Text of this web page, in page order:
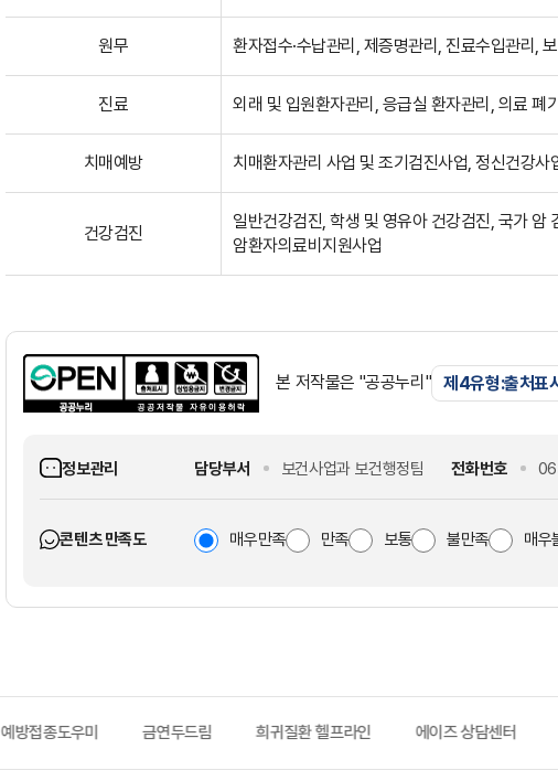
원무 환자접수·수납관리, 제증명관리, 진료수입관리,
진료 외래 및 입원환자관리, 응급실 환자관리, 의료 폐
치매예방 치매환자관리 사업 및 조기검진사업, 정신건강사
건강검진
일반건강검진, 학생 및 영유아 건강검진, 국가 암
암환자의료비지원사업
본 저작물은 "공공누리" 제4유형:출처표
정보관리 담당부서 보건사업과 보건행정팀 전화번호
콘텐츠 만족도 매우만족 만족 보통 불만족 매우
예방접종도우미 금연두드림 희귀질환 헬프라인 에이즈 상담센터